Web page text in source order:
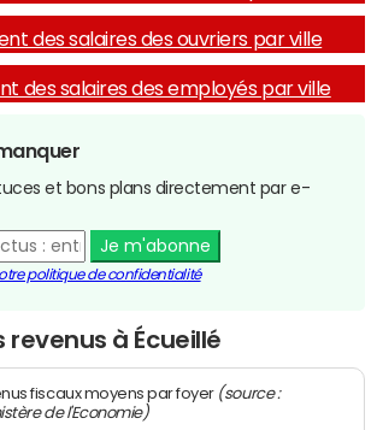
des salaires des ouvriers par ville
des salaires des employés par ville
et bons plans directement par e-
Je m'abonne
politique de confidentialité
revenus à Écueillé
fiscaux moyens par foyer (source :
de l'Economie)